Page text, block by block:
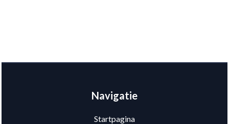
Navigatie
Startpagina